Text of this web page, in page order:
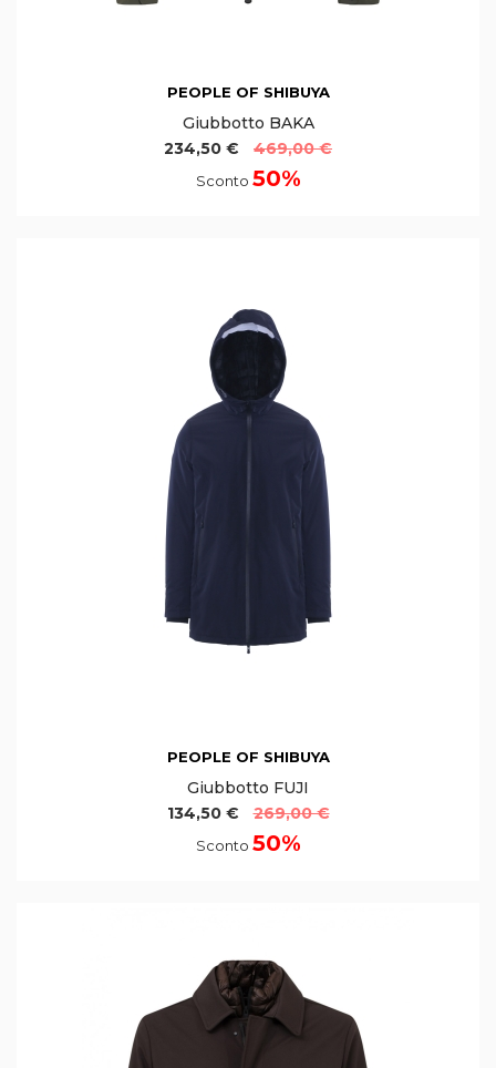
PEOPLE OF SHIBUYA
Giubbotto BAKA
234,50 €
469,00 €
Sconto 50%
PEOPLE OF SHIBUYA
Giubbotto FUJI
134,50 €
269,00 €
Sconto 50%